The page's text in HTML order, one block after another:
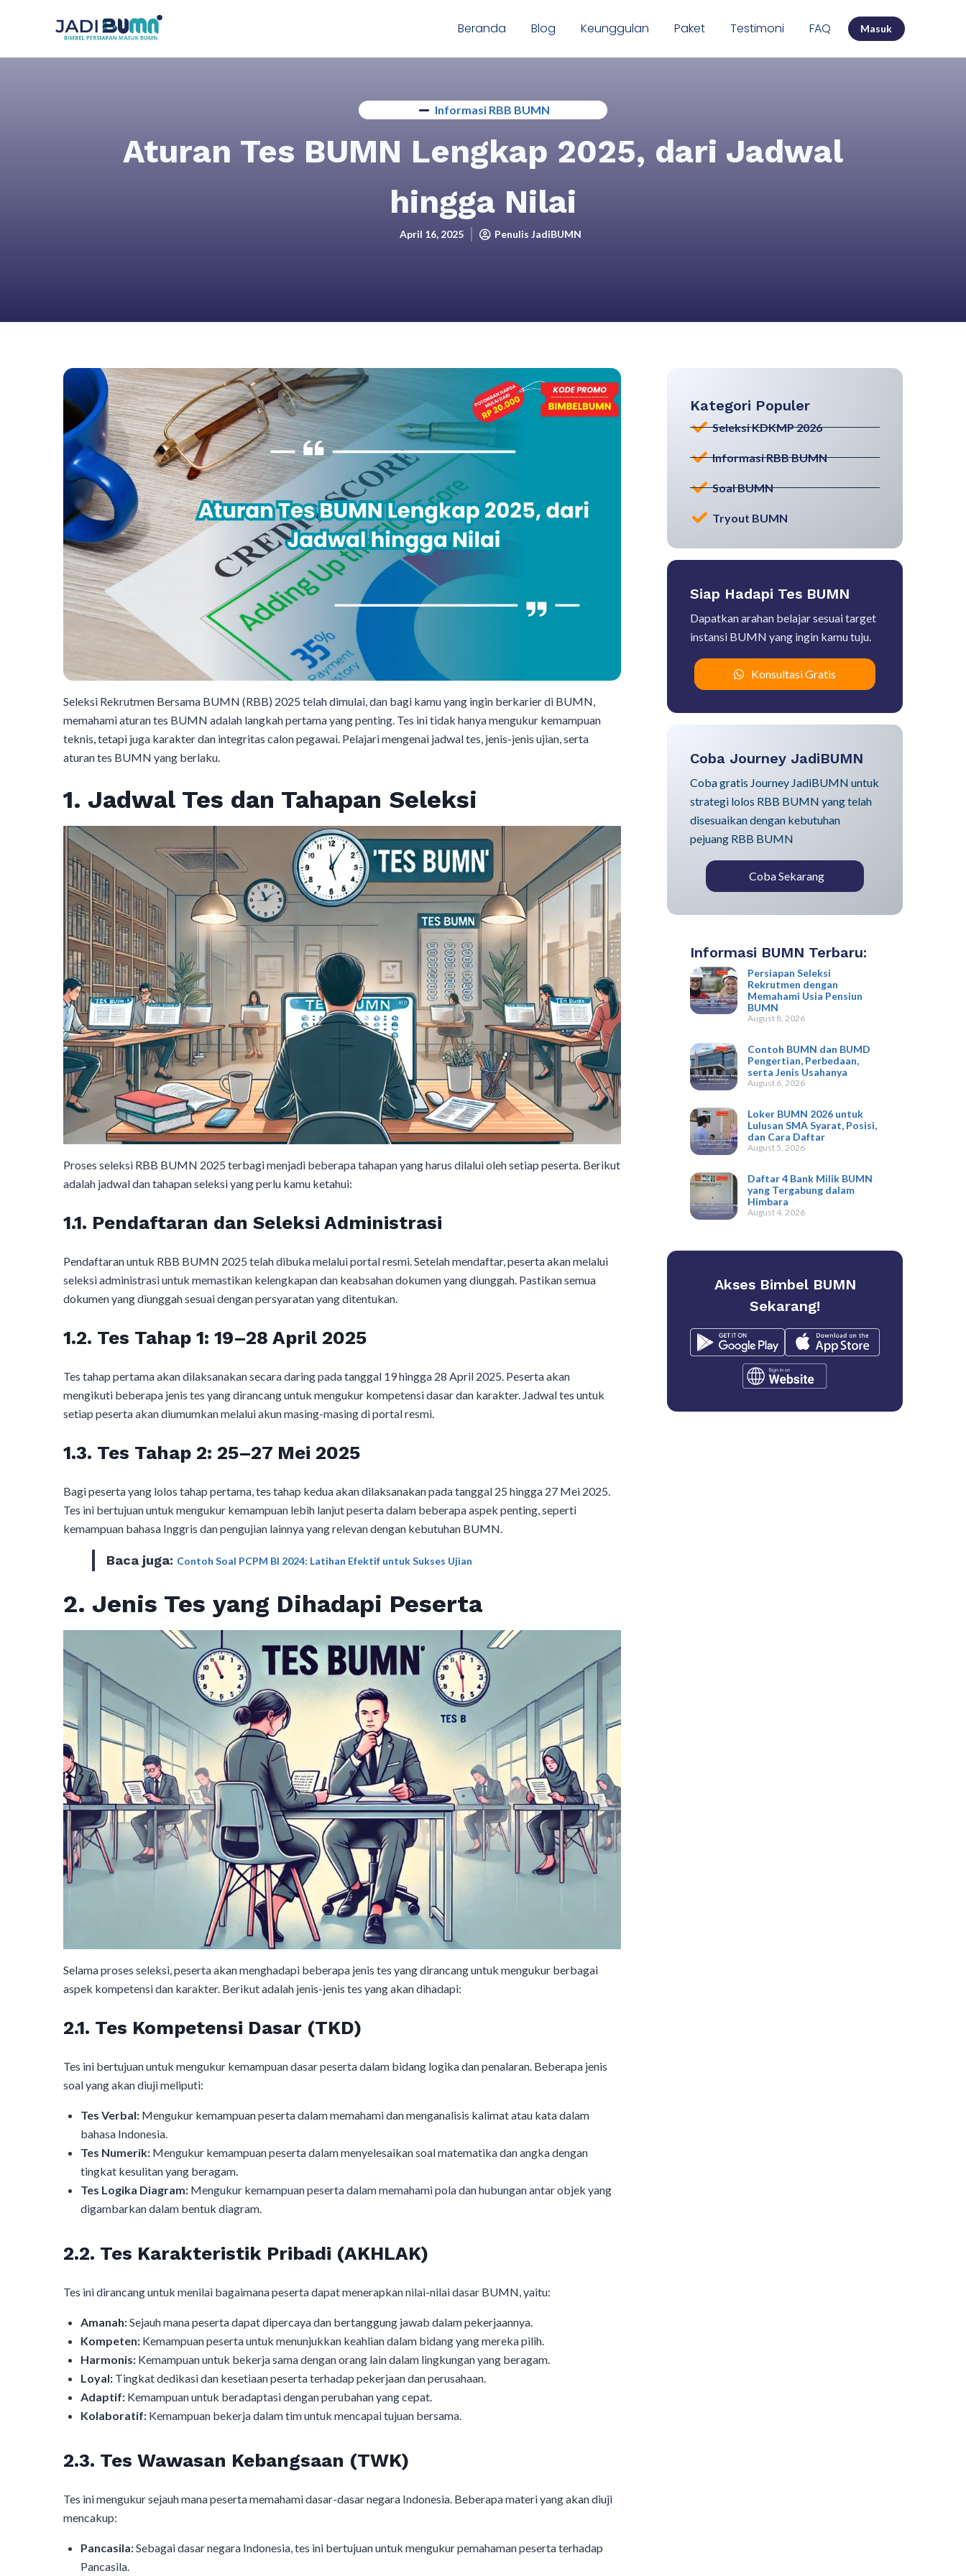
Beranda Blog Keunggulan Paket Testimoni FAQ Masuk
Informasi RBB BUMN
Aturan Tes BUMN Lengkap 2025, dari Jadwal
hingga Nilai
April 16, 2025 Penulis JadiBUMN
Seleksi Rekrutmen Bersama BUMN (RBB) 2025 telah dimulai, dan bagi kamu yang ingin berkarier di BUMN,
memahami aturan tes BUMN adalah langkah pertama yang penting. Tes ini tidak hanya mengukur kemampuan
teknis, tetapi juga karakter dan integritas calon pegawai. Pelajari mengenai jadwal tes, jenis-jenis ujian, serta
aturan tes BUMN yang berlaku.​
1. Jadwal Tes dan Tahapan Seleksi
Proses seleksi RBB BUMN 2025 terbagi menjadi beberapa tahapan yang harus dilalui oleh setiap peserta. Berikut
adalah jadwal dan tahapan seleksi yang perlu kamu ketahui:​
1.1. Pendaftaran dan Seleksi Administrasi
Pendaftaran untuk RBB BUMN 2025 telah dibuka melalui portal resmi. Setelah mendaftar, peserta akan melalui
seleksi administrasi untuk memastikan kelengkapan dan keabsahan dokumen yang diunggah. Pastikan semua
dokumen yang diunggah sesuai dengan persyaratan yang ditentukan.​
1.2. Tes Tahap 1: 19–28 April 2025
Tes tahap pertama akan dilaksanakan secara daring pada tanggal 19 hingga 28 April 2025. Peserta akan
mengikuti beberapa jenis tes yang dirancang untuk mengukur kompetensi dasar dan karakter. Jadwal tes untuk
setiap peserta akan diumumkan melalui akun masing-masing di portal resmi.​
1.3. Tes Tahap 2: 25–27 Mei 2025
Bagi peserta yang lolos tahap pertama, tes tahap kedua akan dilaksanakan pada tanggal 25 hingga 27 Mei 2025.
Tes ini bertujuan untuk mengukur kemampuan lebih lanjut peserta dalam beberapa aspek penting, seperti
kemampuan bahasa Inggris dan pengujian lainnya yang relevan dengan kebutuhan BUMN.​
Baca juga: Contoh Soal PCPM BI 2024: Latihan Efektif untuk Sukses Ujian
2. Jenis Tes yang Dihadapi Peserta
Selama proses seleksi, peserta akan menghadapi beberapa jenis tes yang dirancang untuk mengukur berbagai
aspek kompetensi dan karakter. Berikut adalah jenis-jenis tes yang akan dihadapi:​
2.1. Tes Kompetensi Dasar (TKD)
Tes ini bertujuan untuk mengukur kemampuan dasar peserta dalam bidang logika dan penalaran. Beberapa jenis
soal yang akan diuji meliputi:​
Tes Verbal: Mengukur kemampuan peserta dalam memahami dan menganalisis kalimat atau kata dalam
bahasa Indonesia.​
Tes Numerik: Mengukur kemampuan peserta dalam menyelesaikan soal matematika dan angka dengan
tingkat kesulitan yang beragam.​
Tes Logika Diagram: Mengukur kemampuan peserta dalam memahami pola dan hubungan antar objek yang
digambarkan dalam bentuk diagram.​
2.2. Tes Karakteristik Pribadi (AKHLAK)
Tes ini dirancang untuk menilai bagaimana peserta dapat menerapkan nilai-nilai dasar BUMN, yaitu:​
Amanah:Sejauh mana peserta dapat dipercaya dan bertanggung jawab dalam pekerjaannya.​
Kompeten: Kemampuan peserta untuk menunjukkan keahlian dalam bidang yang mereka pilih.​
Harmonis: Kemampuan untuk bekerja sama dengan orang lain dalam lingkungan yang beragam.​
Loyal: Tingkat dedikasi dan kesetiaan peserta terhadap pekerjaan dan perusahaan.​
Adaptif: Kemampuan untuk beradaptasi dengan perubahan yang cepat.​
Kolaboratif: Kemampuan bekerja dalam tim untuk mencapai tujuan bersama.​
2.3. Tes Wawasan Kebangsaan (TWK)
Tes ini mengukur sejauh mana peserta memahami dasar-dasar negara Indonesia. Beberapa materi yang akan diuji
mencakup:​
Pancasila:Sebagai dasar negara Indonesia, tes ini bertujuan untuk mengukur pemahaman peserta terhadap
Pancasila.​
Kategori Populer
Seleksi KDKMP 2026
Informasi RBB BUMN
Soal BUMN
Tryout BUMN
Siap Hadapi Tes BUMN
Dapatkan arahan belajar sesuai target
instansi BUMN yang ingin kamu tuju.
Konsultasi Gratis
Coba Journey JadiBUMN
Coba gratis Journey JadiBUMN untuk
strategi lolos RBB BUMN yang telah
disesuaikan dengan kebutuhan
pejuang RBB BUMN
Coba Sekarang
Informasi BUMN Terbaru:
Persiapan Seleksi
Rekrutmen dengan
Memahami Usia Pensiun
BUMN
August 8, 2026
Contoh BUMN dan BUMD
Pengertian, Perbedaan,
serta Jenis Usahanya
August 6, 2026
Loker BUMN 2026 untuk
Lulusan SMA Syarat, Posisi,
dan Cara Daftar
August 5, 2026
Daftar 4 Bank Milik BUMN
yang Tergabung dalam
Himbara
August 4, 2026
Akses Bimbel BUMN
Sekarang!